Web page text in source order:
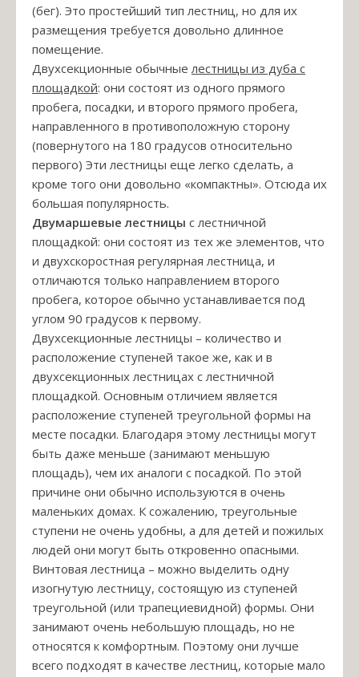
(бег). Это простейший тип лестниц, но для их
размещения требуется довольно длинное
помещение.
Двухсекционные обычные лестницы из дуба с
площадкой: они состоят из одного прямого
пробега, посадки, и второго прямого пробега,
направленного в противоположную сторону
(повернутого на 180 градусов относительно
первого) Эти лестницы еще легко сделать, а
кроме того они довольно «компактны». Отсюда их
большая популярность.
Двумаршевые лестницы с лестничной
площадкой: они состоят из тех же элементов, что
и двухскоростная регулярная лестница, и
отличаются только направлением второго
пробега, которое обычно устанавливается под
углом 90 градусов к первому.
Двухсекционные лестницы – количество и
расположение ступеней такое же, как и в
двухсекционных лестницах с лестничной
площадкой. Основным отличием является
расположение ступеней треугольной формы на
месте посадки. Благодаря этому лестницы могут
быть даже меньше (занимают меньшую
площадь), чем их аналоги с посадкой. По этой
причине они обычно используются в очень
маленьких домах. К сожалению, треугольные
ступени не очень удобны, а для детей и пожилых
людей они могут быть откровенно опасными.
Винтовая лестница – можно выделить одну
изогнутую лестницу, состоящую из ступеней
треугольной (или трапециевидной) формы. Они
занимают очень небольшую площадь, но не
относятся к комфортным. Поэтому они лучше
всего подходят в качестве лестниц, которые мало